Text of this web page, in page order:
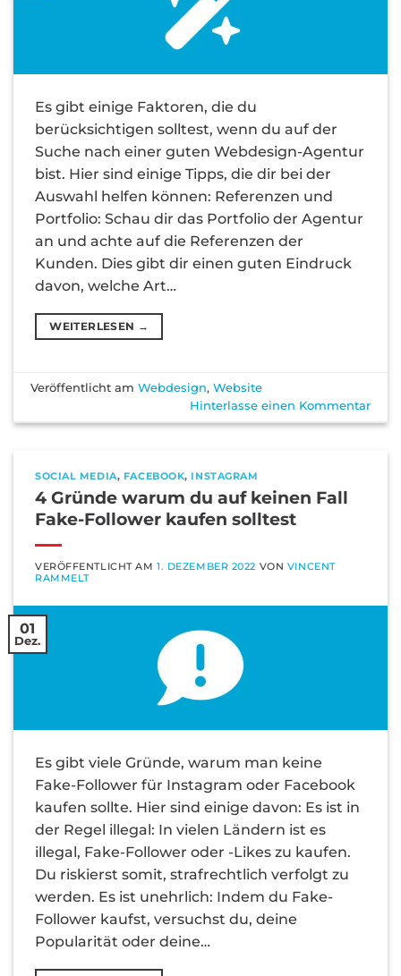
Es gibt einige Faktoren, die du
berücksichtigen solltest, wenn du auf der
Suche nach einer guten Webdesign-Agentur
bist. Hier sind einige Tipps, die dir bei der
Auswahl helfen können: Referenzen und
Portfolio: Schau dir das Portfolio der Agentur
an und achte auf die Referenzen der
Kunden. Dies gibt dir einen guten Eindruck
davon, welche Art…
WEITERLESEN →
Veröffentlicht amWebdesign,Website
Hinterlasse einen Kommentar
SOCIAL MEDIA, FACEBOOK, INSTAGRAM
4 Gründe warum du auf keinen Fall
Fake-Follower kaufen solltest
VERÖFFENTLICHT AM1. DEZEMBER 2022 VON VINCENT
RAMMELT
01
Dez.
Es gibt viele Gründe, warum man keine
Fake-Follower für Instagram oder Facebook
kaufen sollte. Hier sind einige davon: Es ist in
der Regel illegal: In vielen Ländern ist es
illegal, Fake-Follower oder -Likes zu kaufen.
Du riskierst somit, strafrechtlich verfolgt zu
werden. Es ist unehrlich: Indem du Fake-
Follower kaufst, versuchst du, deine
Popularität oder deine…